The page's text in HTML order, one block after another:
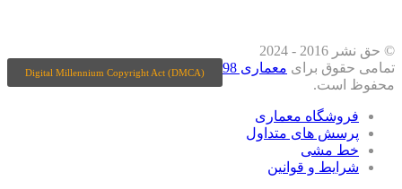
Digital Millennium Copyright Act (DMCA)
© حق نشر 2016 - 2024
تمامی حقوق برای معماری 98
محفوظ است.
فروشگاه معماری
پرسش های متداول
خط مشی
شرایط و قوانین